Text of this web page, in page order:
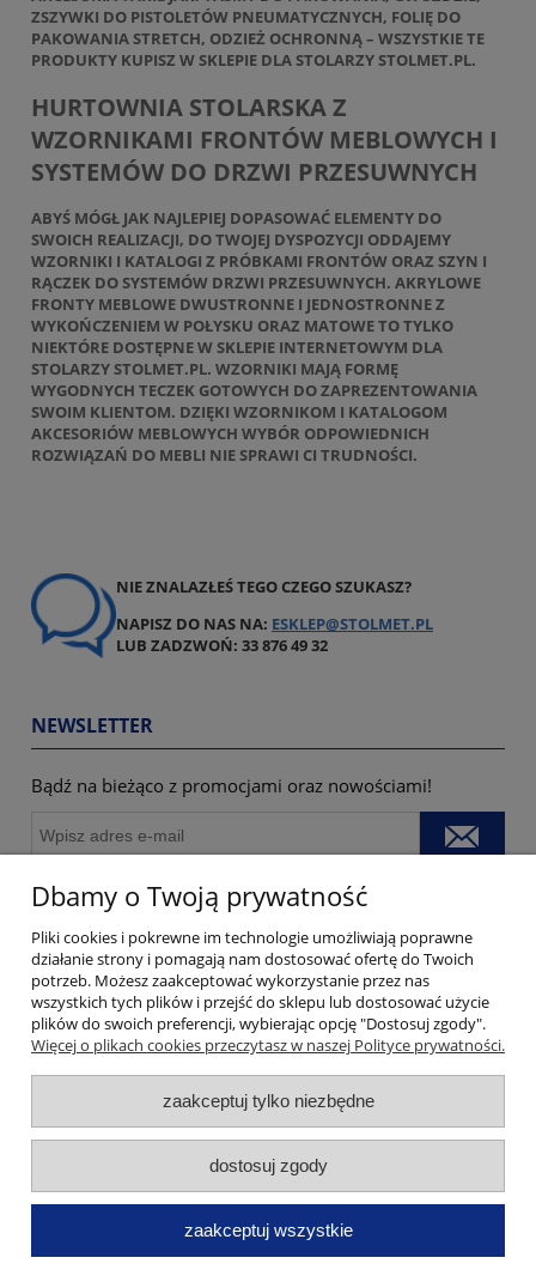
ZSZYWKI DO PISTOLETÓW PNEUMATYCZNYCH, FOLIĘ DO
PAKOWANIA STRETCH, ODZIEŻ OCHRONNĄ – WSZYSTKIE TE
PRODUKTY KUPISZ WSKLEPIE DLA STOLARZY STOLMET.PL.
HURTOWNIA STOLARSKA Z
WZORNIKAMI FRONTÓW MEBLOWYCH I
SYSTEMÓW DO DRZWI PRZESUWNYCH
ABYŚ MÓGŁ JAK NAJLEPIEJ DOPASOWAĆ ELEMENTY DO
SWOICH REALIZACJI, DO TWOJEJ DYSPOZYCJI ODDAJEMY
WZORNIKI I KATALOGI Z PRÓBKAMI FRONTÓW ORAZ SZYN I
RĄCZEK DO SYSTEMÓW DRZWI PRZESUWNYCH. AKRYLOWE
FRONTY MEBLOWE DWUSTRONNE I JEDNOSTRONNE Z
WYKOŃCZENIEM W POŁYSKU ORAZ MATOWE TO TYLKO
NIEKTÓRE DOSTĘPNE W SKLEPIE INTERNETOWYM DLA
STOLARZY STOLMET.PL. WZORNIKI MAJĄ FORMĘ
WYGODNYCH TECZEK GOTOWYCH DO ZAPREZENTOWANIA
SWOIM KLIENTOM. DZIĘKI WZORNIKOM I KATALOGOM
AKCESORIÓW MEBLOWYCH WYBÓR ODPOWIEDNICH
ROZWIĄZAŃ DO MEBLI NIE SPRAWI CI TRUDNOŚCI.
NIE ZNALAZŁEŚ TEGO CZEGO SZUKASZ?
NAPISZ DO NAS NA: ESKLEP@STOLMET.PL
LUB ZADZWOŃ: 33 876 49 32
NEWSLETTER
Bądź na bieżąco z promocjami oraz nowościami!
z regulaminem ochrony danych osobowych
REGULAMIN
Strefa klienta
Kontakt
Dbamy o Twoją prywatność
Pliki cookies i pokrewne im technologie umożliwiają poprawne
działanie strony i pomagają nam dostosować ofertę do Twoich
potrzeb. Możesz zaakceptować wykorzystanie przez nas
wszystkich tych plików i przejść do sklepu lub dostosować użycie
plików do swoich preferencji, wybierając opcję "Dostosuj zgody".
Więcej o plikach cookies przeczytasz w naszej Polityce prywatności.
zaakceptuj tylko niezbędne
dostosuj zgody
zaakceptuj wszystkie